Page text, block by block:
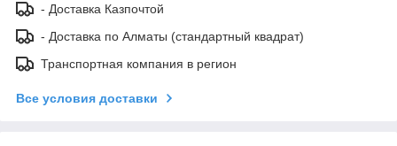
- Доставка Казпочтой
- Доставка по Алматы (стандартный квадрат)
Транспортная компания в регион
Все условия доставки